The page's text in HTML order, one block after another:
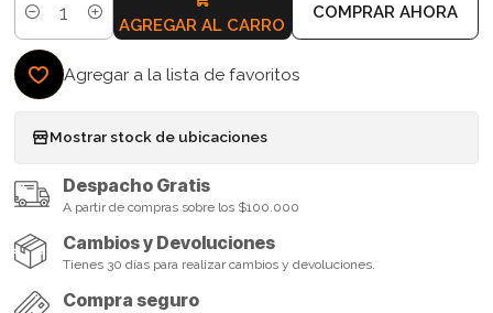
Cantidad AGREGAR AL CARRO
COMPRAR AHORA
Agregar a la lista de favoritos
Mostrar stock de ubicaciones
Despacho Gratis
A partir de compras sobre los $100.000
Cambios y Devoluciones
Tienes 30 días para realizar cambios y devoluciones.
Compra seguro